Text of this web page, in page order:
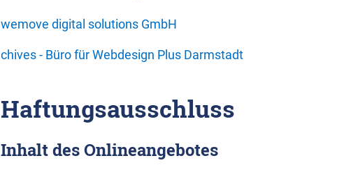
wemove digital solutions GmbH
chives - Büro für Webdesign Plus Darmstadt
Haftungsausschluss
Inhalt des Onlineangebotes